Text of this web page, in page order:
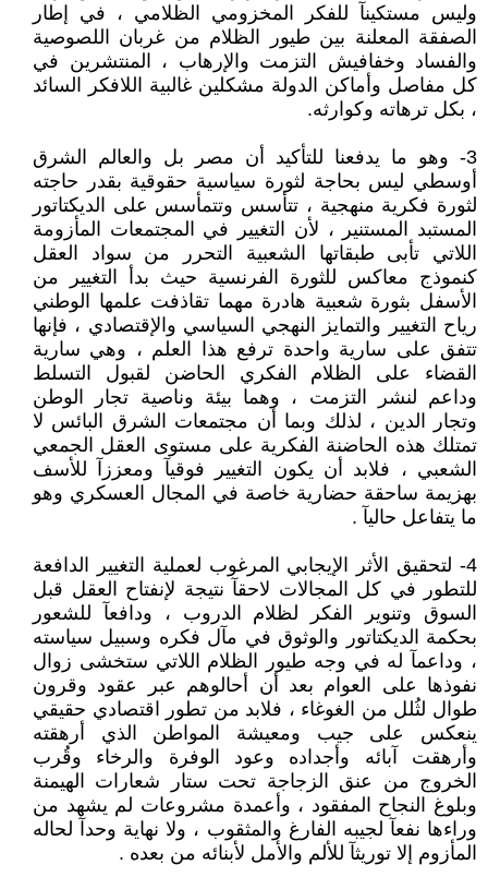
وليس مستكينآ للفكر المخزومي الظلامي ، في إطار
الصفقة المعلنة بين طيور الظلام من غربان اللصوصية
والفساد وخفافيش التزمت والإرهاب ، المنتشرين في
كل مفاصل وأماكن الدولة مشكلين غالبية اللافكر السائد
، بكل ترهاته وكوارثه.
3- وهو ما يدفعنا للتأكيد أن مصر بل والعالم الشرق
أوسطي ليس بحاجة لثورة سياسية حقوقية بقدر حاجته
لثورة فكرية منهجية ، تتأسس وتتمأسس على الديكتاتور
المستبد المستنير ، لأن التغيير في المجتمعات المأزومة
اللاتي تأبى طبقاتها الشعبية التحرر من سواد العقل
كنموذج معاكس للثورة الفرنسية حيث بدأ التغيير من
الأسفل بثورة شعبية هادرة مهما تقاذفت علمها الوطني
رياح التغيير والتمايز النهجي السياسي والإقتصادي ، فإنها
تتفق على سارية واحدة ترفع هذا العلم ، وهي سارية
القضاء على الظلام الفكري الحاضن لقبول التسلط
وداعم لنشر التزمت ، وهما بيئة وناصية تجار الوطن
وتجار الدين ، لذلك وبما أن مجتمعات الشرق البائس لا
تمتلك هذه الحاضنة الفكرية على مستوى العقل الجمعي
الشعبي ، فلابد أن يكون التغيير فوقيآ ومعززآ للأسف
بهزيمة ساحقة حضارية خاصة في المجال العسكري وهو
ما يتفاعل حاليآ .
4- لتحقيق الأثر الإيجابي المرغوب لعملية التغيير الدافعة
للتطور في كل المجالات لاحقآ نتيجة لإنفتاح العقل قبل
السوق وتنوير الفكر لظلام الدروب ، ودافعآ للشعور
بحكمة الديكتاتور والوثوق في مآل فكره وسبيل سياسته
، وداعمآ له في وجه طيور الظلام اللاتي ستخشى زوال
نفوذها على العوام بعد أن أحالوهم عبر عقود وقرون
طوال لثُلل من الغوغاء ، فلابد من تطور اقتصادي حقيقي
ينعكس على جيب ومعيشة المواطن الذي أرهقته
وأرهقت آبائه وأجداده وعود الوفرة والرخاء وقُرب
الخروج من عنق الزجاجة تحت ستار شعارات الهيمنة
وبلوغ النجاح المفقود ، وأعمدة مشروعات لم يشهد من
وراءها نفعآ لجيبه الفارغ والمثقوب ، ولا نهاية وحدآ لحاله
المأزوم إلا توريثآ للألم والأمل لأبنائه من بعده .